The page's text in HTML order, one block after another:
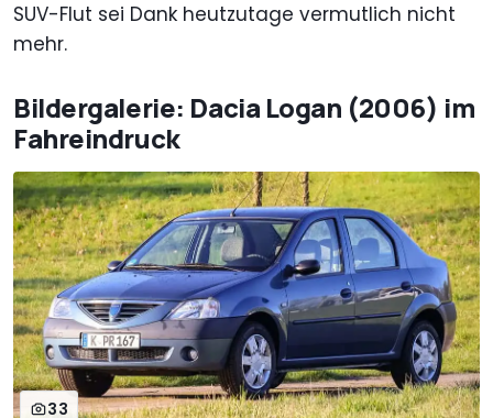
SUV-Flut sei Dank heutzutage vermutlich nicht
mehr.
Bildergalerie: Dacia Logan (2006) im
Fahreindruck
33